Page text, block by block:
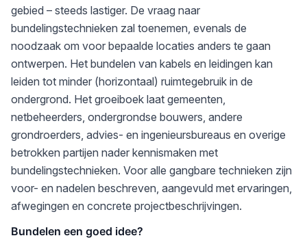
gebied – steeds lastiger. De vraag naar
bundelingstechnieken zal toenemen, evenals de
noodzaak om voor bepaalde locaties anders te gaan
ontwerpen. Het bundelen van kabels en leidingen kan
leiden tot minder (horizontaal) ruimtegebruik in de
ondergrond. Het groeiboek laat gemeenten,
netbeheerders, ondergrondse bouwers, andere
grondroerders, advies- en ingenieursbureaus en overige
betrokken partijen nader kennismaken met
bundelingstechnieken. Voor alle gangbare technieken zijn
voor- en nadelen beschreven, aangevuld met ervaringen,
afwegingen en concrete projectbeschrijvingen.
Bundelen een goed idee?